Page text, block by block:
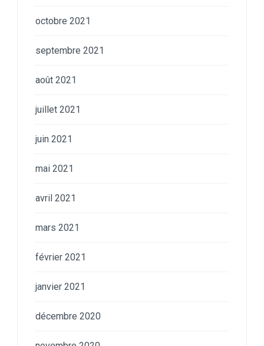
octobre 2021
septembre 2021
août 2021
juillet 2021
juin 2021
mai 2021
avril 2021
mars 2021
février 2021
janvier 2021
décembre 2020